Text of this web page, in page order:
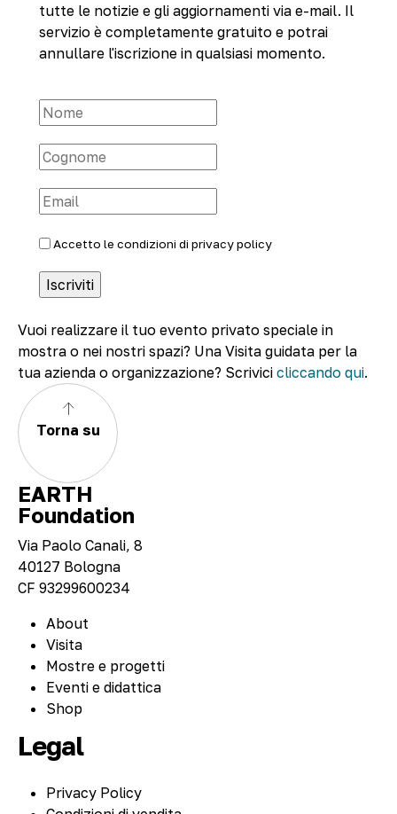
tutte le notizie e gli aggiornamenti via e-mail. Il
servizio è completamente gratuito e potrai
annullare l'iscrizione in qualsiasi momento.
Accetto le condizioni di privacy policy
Vuoi realizzare il tuo evento privato speciale in
mostra o nei nostri spazi? Una Visita guidata per la
tua azienda o organizzazione? Scrivici cliccando qui.
Torna su
EARTH
Foundation
Via Paolo Canali, 8
40127 Bologna
CF 93299600234
About
Visita
Mostre e progetti
Eventi e didattica
Shop
Legal
Privacy Policy